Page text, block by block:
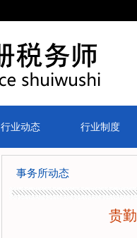
行业动态 行业制度
事务所动态
贵